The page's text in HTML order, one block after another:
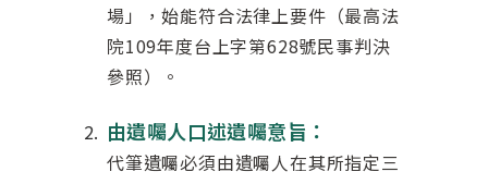
場」，始能符合法律上要件（最高法
院109年度台上字第628號民事判決
參照）。
由遺囑人口述遺囑意旨：
代筆遺囑必須由遺囑人在其所指定三